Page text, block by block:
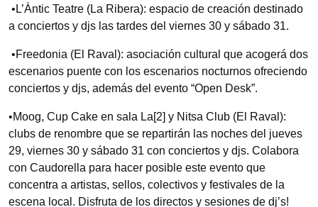
•L’Àntic Teatre (La Ribera): espacio de creación destinado
a conciertos y djs las tardes del viernes 30 y sábado 31.
•Freedonia (El Raval): asociación cultural que acogerá dos
escenarios puente con los escenarios nocturnos ofreciendo
conciertos y djs, además del evento “Open Desk”.
•Moog, Cup Cake en sala La[2] y Nitsa Club (El Raval):
clubs de renombre que se repartirán las noches del jueves
29, viernes 30 y sábado 31 con conciertos y djs. Colabora
con Caudorella para hacer posible este evento que
concentra a artistas, sellos, colectivos y festivales de la
escena local. Disfruta de los directos y sesiones de dj’s!